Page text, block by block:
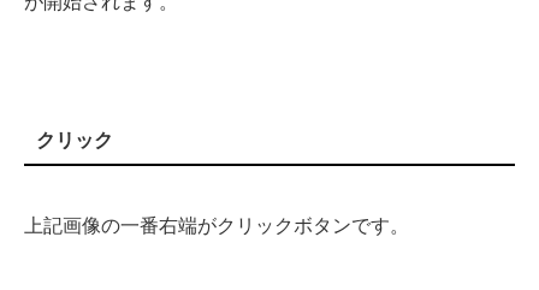
クリック
上記画像の一番右端がクリックボタンです。